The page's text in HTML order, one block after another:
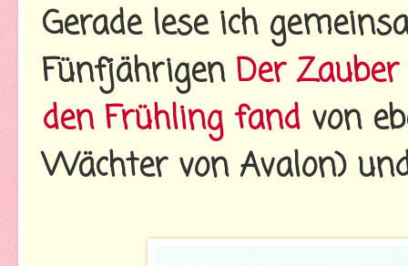
Gerade lese ich
Fünfjährigen Der
den Frühling fand von
Wächter von Avalon)